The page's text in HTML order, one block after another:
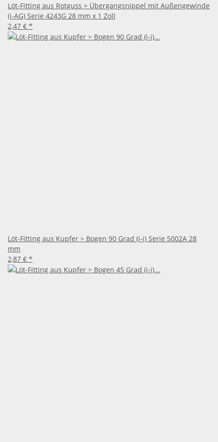
Löt-Fitting aus Rotguss > Übergangsnippel mit Außengewinde
(i-AG) Serie 4243G 28 mm x 1 Zoll
2,47 € *
Löt-Fitting aus Kupfer > Bogen 90 Grad (i-i) Serie 5002A 28
mm
2,87 € *